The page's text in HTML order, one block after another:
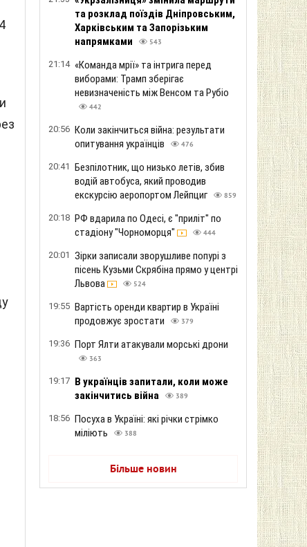
та розклад поїздів Дніпровським,
Харківським та Запорізьким
напрямками
543
21:14 «Команда мрії» та інтрига перед
виборами: Трамп зберігає
невизначеність між Венсом та Рубіо
442
20:56 Коли закінчиться війна: результати
опитування українців
476
20:41 Безпілотник, що низько летів, збив
водій автобуса, який проводив
екскурсію аеропортом Лейпциг
859
20:18 РФ вдарила по Одесі, є "приліт" по
стадіону "Чорноморця"
444
20:01 Зірки записали зворушливе попурі з
пісень Кузьми Скрябіна прямо у центрі
Львова
524
19:55 Вартість оренди квартир в Україні
продовжує зростати
379
19:36 Порт Ялти атакували морські дрони
363
19:17 В українців запитали, коли може
закінчитись війна
389
18:56 Посуха в Україні: які річки стрімко
міліють
388
Більше новин